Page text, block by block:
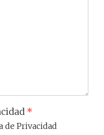
*
de Privacidad